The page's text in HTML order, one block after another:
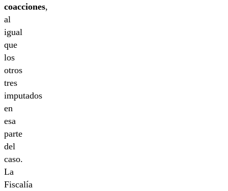
coacciones,
al
igual
que
los
otros
tres
imputados
en
esa
parte
del
caso.
La
Fiscalía